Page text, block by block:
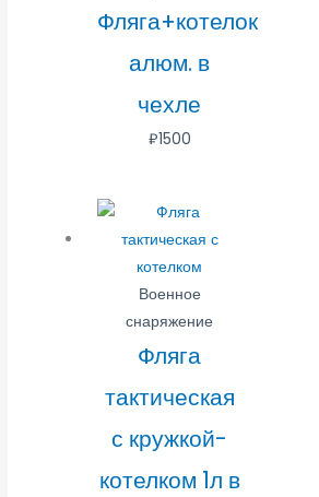
Фляга+котелок
алюм. в
чехле
₽1500
Военное
снаряжение
Фляга
тактическая
с кружкой-
котелком 1л в